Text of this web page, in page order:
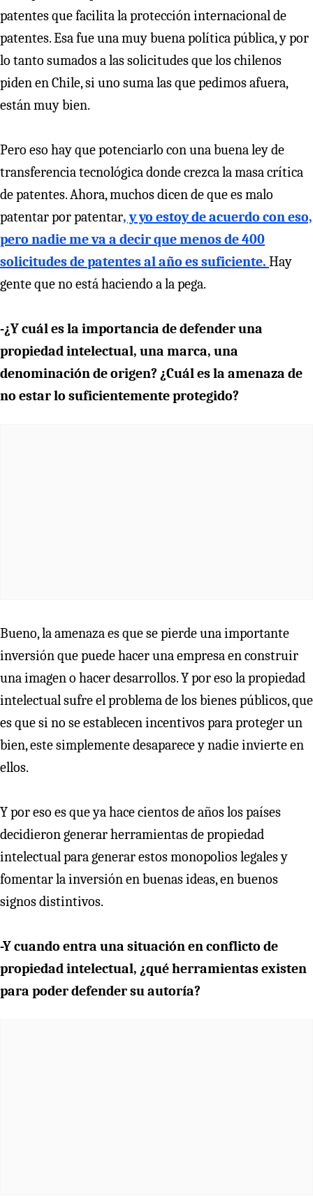
patentes que facilita la protección internacional de
patentes. Esa fue una muy buena política pública, y por
lo tanto sumados a las solicitudes que los chilenos
piden en Chile, si uno suma las que pedimos afuera,
están muy bien.
Pero eso hay que potenciarlo con una buena ley de
transferencia tecnológica donde crezca la masa crítica
de patentes. Ahora, muchos dicen de que es malo
patentar por patentar, y yo estoy de acuerdo con eso,
pero nadie me va a decir que menos de 400
solicitudes de patentes al año es suficiente. Hay
gente que no está haciendo a la pega.
-¿Y cuál es la importancia de defender una
propiedad intelectual, una marca, una
denominación de origen? ¿Cuál es la amenaza de
no estar lo suficientemente protegido?
Bueno, la amenaza es que se pierde una importante
inversión que puede hacer una empresa en construir
una imagen o hacer desarrollos. Y por eso la propiedad
intelectual sufre el problema de los bienes públicos, que
es que si no se establecen incentivos para proteger un
bien, este simplemente desaparece y nadie invierte en
ellos.
Y por eso es que ya hace cientos de años los países
decidieron generar herramientas de propiedad
intelectual para generar estos monopolios legales y
fomentar la inversión en buenas ideas, en buenos
signos distintivos.
-Y cuando entra una situación en conflicto de
propiedad intelectual, ¿qué herramientas existen
para poder defender su autoría?